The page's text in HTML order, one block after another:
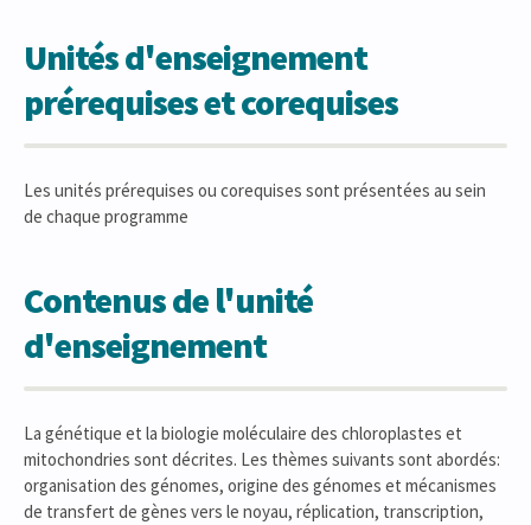
Unités d'enseignement
prérequises et corequises
Les unités prérequises ou corequises sont présentées au sein
de chaque programme
Contenus de l'unité
d'enseignement
La génétique et la biologie moléculaire des chloroplastes et
mitochondries sont décrites. Les thèmes suivants sont abordés:
organisation des génomes, origine des génomes et mécanismes
de transfert de gènes vers le noyau, réplication, transcription,